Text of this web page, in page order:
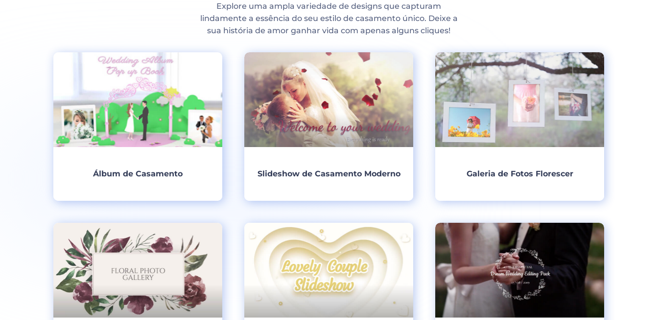
Explore uma ampla variedade de designs que capturam
lindamente a essência do seu estilo de casamento único. Deixe a
sua história de amor ganhar vida com apenas alguns cliques!
Álbum de Casamento Slideshow de Casamento Moderno Galeria de Fotos Florescer